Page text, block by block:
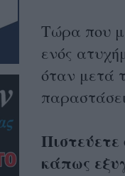
Τώρα που
ενός
όταν μετά
κάπως